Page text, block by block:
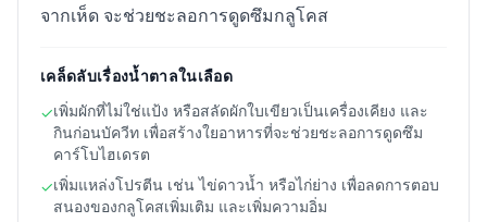
จากเห็ด จะช่วยชะลอการดูดซึมกลูโคส
เคล็ดลับเรื่องน้ำตาลในเลือด
✓เพิ่มผักที่ไม่ใช่แป้ง หรือสลัดผักใบเขียวเป็นเครื่องเคียง และ
กินก่อนบัควีท เพื่อสร้างใยอาหารที่จะช่วยชะลอการดูดซึม
คาร์โบไฮเดรต
✓เพิ่มแหล่งโปรตีน เช่น ไข่ดาวน้ำ หรือไก่ย่าง เพื่อลดการตอบ
สนองของกลูโคสเพิ่มเติม และเพิ่มความอิ่ม